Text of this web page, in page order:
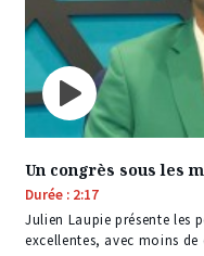
Un congrès sous les
Durée : 2:17
Julien Laupie présente les
excellentes, avec moins